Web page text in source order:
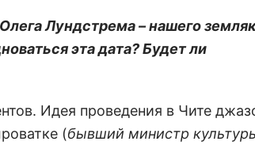
Лундстрема – нашего
эта дата? Будет ли
Идея проведения в Чите
(бывший министр